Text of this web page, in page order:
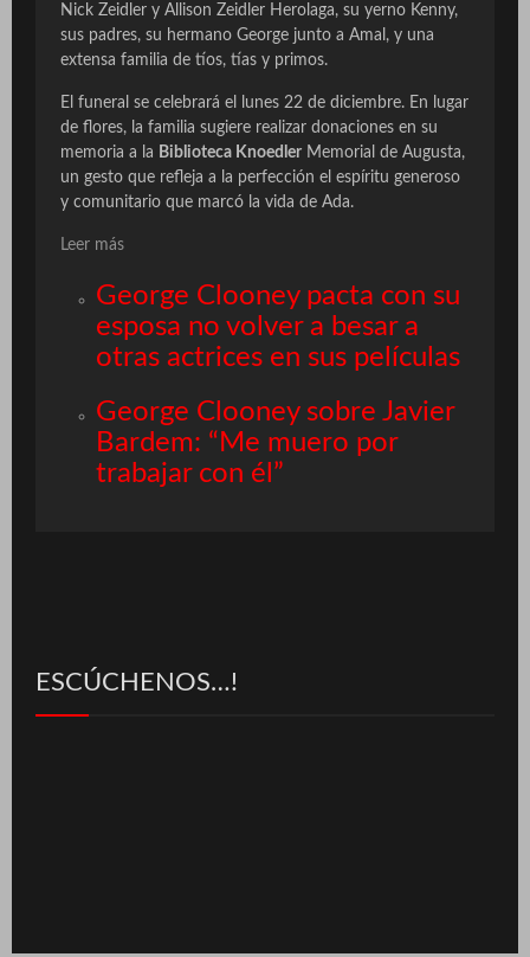
Nick Zeidler y Allison Zeidler Herolaga, su yerno Kenny,
sus padres, su hermano George junto a Amal, y una
extensa familia de tíos, tías y primos.
El funeral se celebrará el lunes 22 de diciembre. En lugar
de flores, la familia sugiere realizar donaciones en su
memoria a la Biblioteca Knoedler Memorial de Augusta,
un gesto que refleja a la perfección el espíritu generoso
y comunitario que marcó la vida de Ada.
Leer más
George Clooney pacta con su
esposa no volver a besar a
otras actrices en sus películas
George Clooney sobre Javier
Bardem: “Me muero por
trabajar con él”
ESCÚCHENOS…!